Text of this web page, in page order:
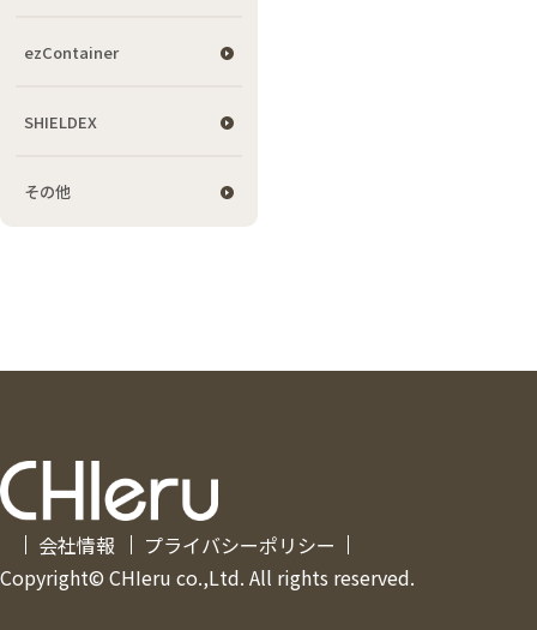
ezContainer
SHIELDEX
その他
会社情報
プライバシーポリシー
Copyright© CHIeru co.,Ltd. All rights reserved.